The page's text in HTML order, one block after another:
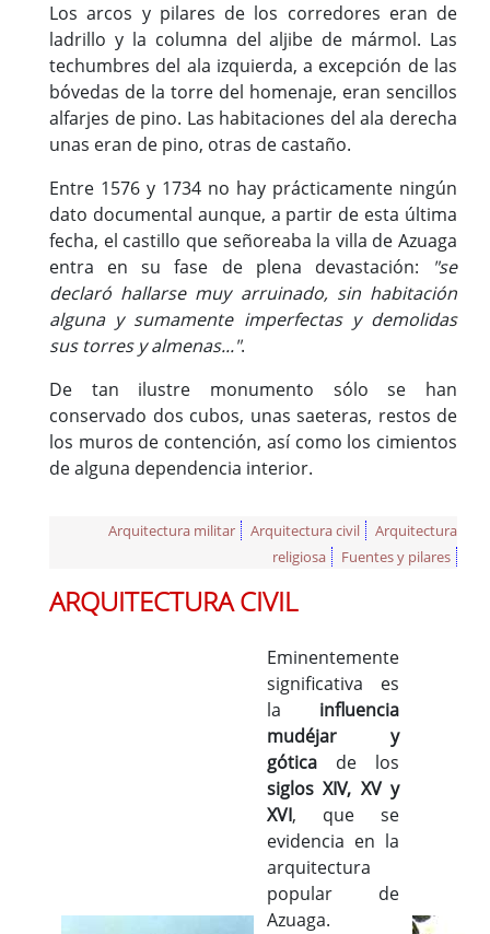
Los arcos y pilares de los corredores eran de
ladrillo y la columna del aljibe de mármol. Las
techumbres del ala izquierda, a excepción de las
bóvedas de la torre del homenaje, eran sencillos
alfarjes de pino. Las habitaciones del ala derecha
unas eran de pino, otras de castaño.
Entre 1576 y 1734 no hay prácticamente ningún
dato documental aunque, a partir de esta última
fecha, el castillo que señoreaba la villa de Azuaga
entra en su fase de plena devastación:
"se
declaró hallarse muy arruinado, sin habitación
alguna y sumamente imperfectas y demolidas
sus torres y almenas...".
De tan ilustre monumento sólo se han
conservado dos cubos, unas saeteras, restos de
los muros de contención, así como los cimientos
de alguna dependencia interior.
Arquitectura militar Arquitectura civil
Arquitectura
religiosa
Fuentes y pilares
ARQUITECTURA CIVIL
Eminentemente
significativa es
la influencia
mudéjar y
gótica de los
siglos XIV, XV y
XVI, que se
evidencia en la
arquitectura
popular de
Azuaga.